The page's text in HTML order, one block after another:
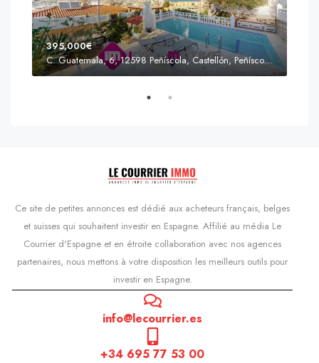
395,000€
C. Guatemala, 6, 12598 Peñíscola, Castellón, Peñíscola, Communauté valencienne
Ce site de petites annonces est dédié aux acheteurs français, belges
et suisses qui souhaitent investir en Espagne. Affilié au média Le
Courrier d'Espagne et en étroite collaboration avec nos agences
partenaires, nous mettons à votre disposition les meilleurs outils pour
investir en Espagne.
info@lecourrier.es
+34 695 77 53 00